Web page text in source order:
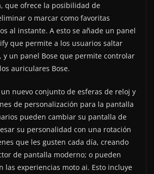
que ofrece la posibilidad de
o marcar como favoritas
al instante. A esto se añade un panel
que permite a los usuarios saltar
y un panel Bose que permite controlar
auriculares Bose.
nuevo conjunto de esferas de reloj y
de personalización para la pantalla
pueden cambiar su pantalla de
su personalidad con una rotación
que les gusten cada día, creando
de pantalla moderno; o pueden
las experiencias moto ai. Esto incluye